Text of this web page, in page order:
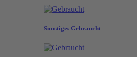
Sonstiges Gebraucht